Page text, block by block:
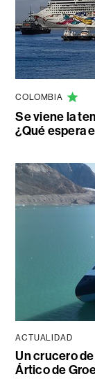
COLOMBIA
Se viene la
¿Qué espera
ACTUALIDAD
Un crucero
Ártico de